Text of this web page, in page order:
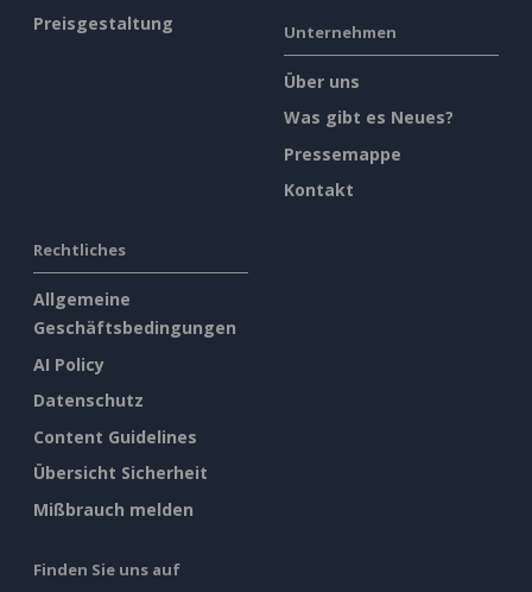
Preisgestaltung
Unternehmen
Über uns
Was gibt es Neues?
Pressemappe
Kontakt
Rechtliches
Allgemeine
Geschäftsbedingungen
AI Policy
Datenschutz
Content Guidelines
Übersicht Sicherheit
Mißbrauch melden
Finden Sie uns auf